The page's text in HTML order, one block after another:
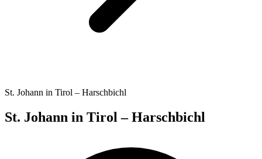
St. Johann in Tirol – Harschbichl
St. Johann in Tirol – Harschbichl